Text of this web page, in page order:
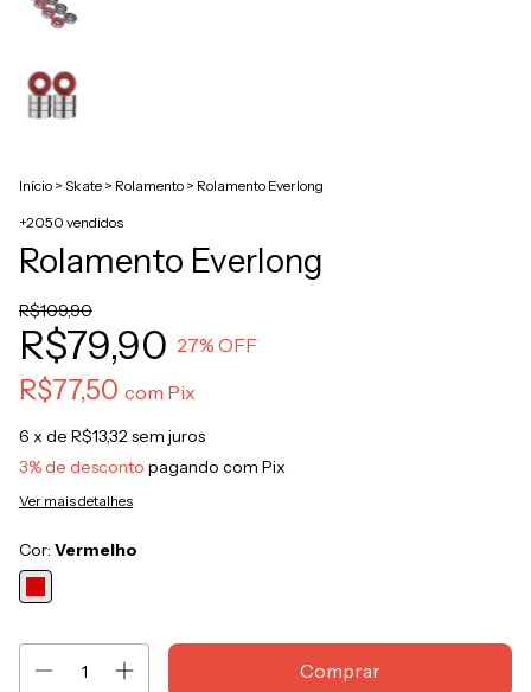
Início > Skate > Rolamento > Rolamento Everlong
+2050 vendidos
Rolamento Everlong
R$109,90
R$79,90 27% OFF
R$77,50 com Pix
6 x de R$13,32sem juros
3% de desconto pagando com Pix
Ver mais detalhes
Cor: Vermelho